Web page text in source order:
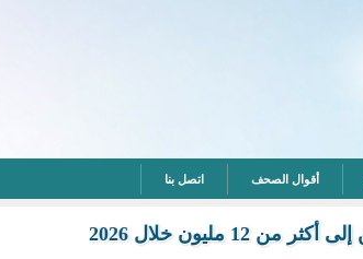
أقوال الصحف اتصل بنا
مليون خلال 2026